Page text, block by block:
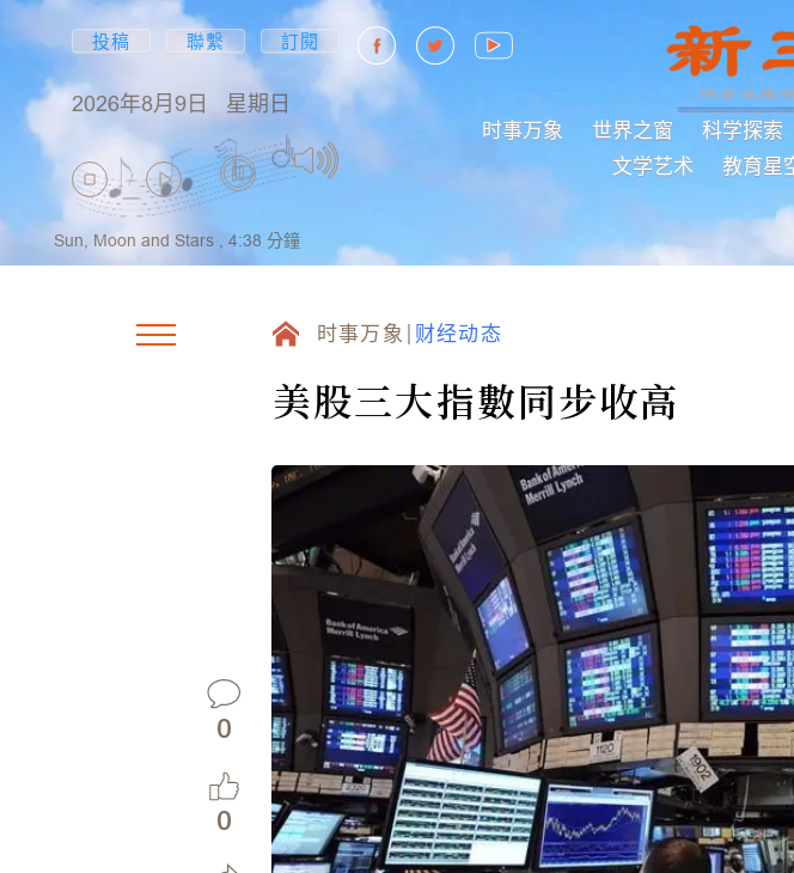
投稿 聯繫 訂閱
2026年8月9日 星期日
时事万象 世界之窗 科学探索
文学艺术
教育星
Sun, Moon and Stars , 4:38 分鐘
时事万象 财经动态
美股三大指數同步收高
0
0